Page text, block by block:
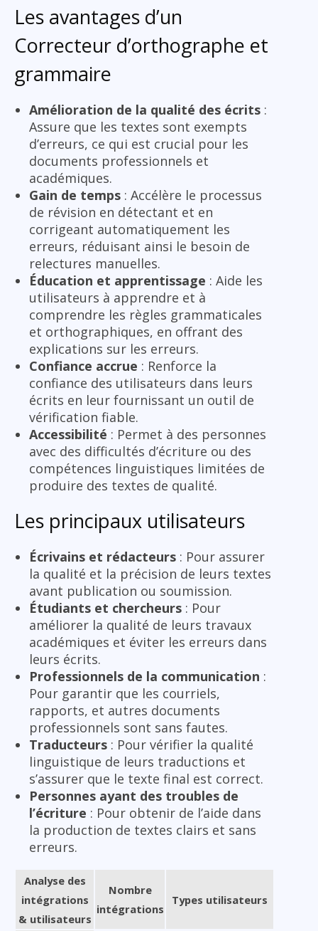
Les avantages d’un
Correcteur d’orthographe et
grammaire
Amélioration de la qualité des écrits :
Assure que les textes sont exempts
d’erreurs, ce qui est crucial pour les
documents professionnels et
académiques.
Gain de temps : Accélère le processus
de révision en détectant et en
corrigeant automatiquement les
erreurs, réduisant ainsi le besoin de
relectures manuelles.
Éducation et apprentissage : Aide les
utilisateurs à apprendre et à
comprendre les règles grammaticales
et orthographiques, en offrant des
explications sur les erreurs.
Confiance accrue : Renforce la
confiance des utilisateurs dans leurs
écrits en leur fournissant un outil de
vérification fiable.
Accessibilité : Permet à des personnes
avec des difficultés d’écriture ou des
compétences linguistiques limitées de
produire des textes de qualité.
Les principaux utilisateurs
Écrivains et rédacteurs : Pour assurer
la qualité et la précision de leurs textes
avant publication ou soumission.
Étudiants et chercheurs : Pour
améliorer la qualité de leurs travaux
académiques et éviter les erreurs dans
leurs écrits.
Professionnels de la communication :
Pour garantir que les courriels,
rapports, et autres documents
professionnels sont sans fautes.
Traducteurs : Pour vérifier la qualité
linguistique de leurs traductions et
s’assurer que le texte final est correct.
Personnes ayant des troubles de
l’écriture : Pour obtenir de l’aide dans
la production de textes clairs et sans
erreurs.
Analyse des
intégrations
& utilisateurs
Nombre
intégrations
Types utilisateurs